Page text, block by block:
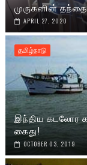
முருகனின்
APRIL 27, 2020
தமிழ்நாடு
இந்திய கடலோர
கைது!
OCTOBER 03, 2019